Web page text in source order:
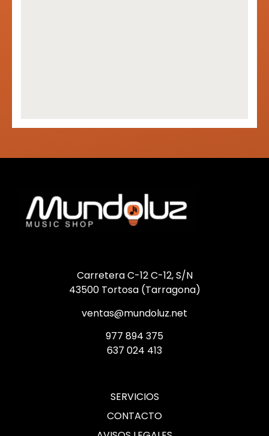
Carretera C-12 C-12, S/N
43500 Tortosa (Tarragona)
ventas@mundoluz.net
977 894 375
637 024 413
SERVICIOS
CONTACTO